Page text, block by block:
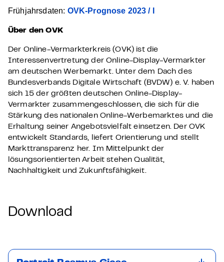
Frühjahrsdaten: OVK-Prognose 2023 / I
Über den OVK
Der Online-Vermarkterkreis (OVK) ist die
Interessenvertretung der Online-Display-Vermarkter
am deutschen Werbemarkt. Unter dem Dach des
Bundesverbands Digitale Wirtschaft (BVDW) e. V. haben
sich 15 der größten deutschen Online-Display-
Vermarkter zusammengeschlossen, die sich für die
Stärkung des nationalen Online-Werbemarktes und die
Erhaltung seiner Angebotsvielfalt einsetzen. Der OVK
entwickelt Standards, liefert Orientierung und stellt
Markttransparenz her. Im Mittelpunkt der
lösungsorientierten Arbeit stehen Qualität,
Nachhaltigkeit und Zukunftsfähigkeit.
Download